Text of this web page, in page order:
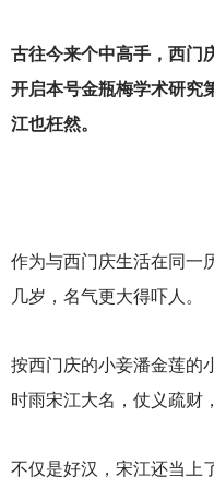
古往今来个中高手，西门
开启本号金瓶梅学术研究
江也枉然。
作为与西门庆生活在同一
几岁，名气更大得吓人。
按西门庆的小妾潘金莲的
时雨宋江大名，仗义疏财
不仅是好汉，宋江还当上